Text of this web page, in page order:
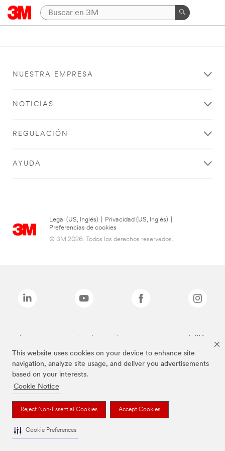
This website uses cookies on your device to enhance site
navigation, analyze site usage, and deliver you advertisements
based on your interests.
Cookie Notice
Reject Non-Essential Cookies Accept Cookies
Cookie Preferences
NUESTRA EMPRESA
NOTICIAS
REGULACIÓN
AYUDA
Legal (US, Inglés) Privacidad (US, Inglés)
Preferencias de cookies
© 3M 2026. Todos los derechos reservados..
Las marcas mencionadas anteriormente son marcas comerciales de 3M.